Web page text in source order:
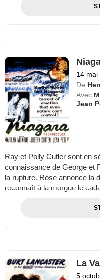
14 mai
De
Avec
Jean
Ray et Polly Cutler sont en
connaissance de George et
la rupture. Rose annonce la
reconnaît à la morgue le
La
5